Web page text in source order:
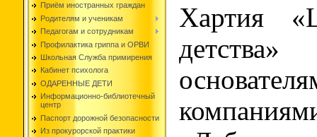
Приём иностранных граждан
Родителям и ученикам
Педагогам и сотрудникам
Профилактика гриппа и ОРВИ
Школьная Служба примирения
Кабинет психолога
ОДАРЕННЫЕ ДЕТИ
Информационно-библиотечный
центр
Паспорт дорожной безопасности
Из прокурорской практики
Хартия